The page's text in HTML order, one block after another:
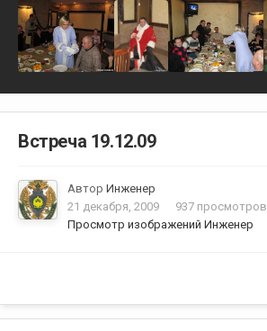
Встреча 19.12.09
Автор Инженер
21 декабря, 2009
937 просмотров
Просмотр изображений Инженер